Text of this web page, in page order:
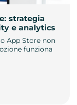
strategia
e analytics
App Store non
funziona